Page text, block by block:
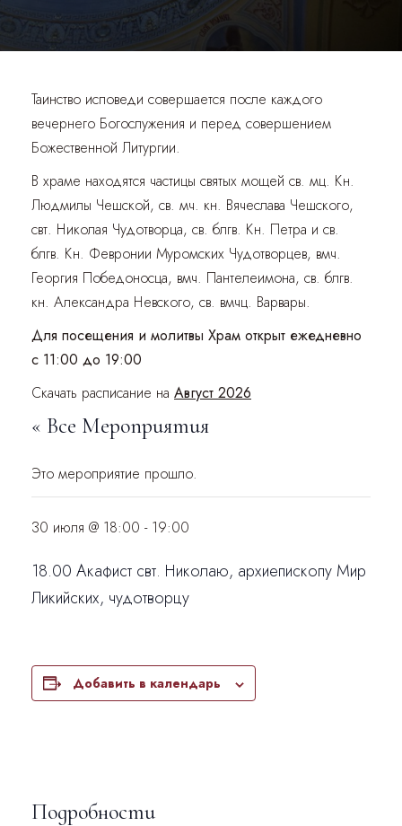
Таинство исповеди совершается после каждого
вечернего Богослужения и перед совершением
Божественной Литургии.
В храме находятся частицы святых мощей св. мц. Кн.
Людмилы Чешской, св. мч. кн. Вячеслава Чешского,
свт. Николая Чудотворца, св. блгв. Кн. Петра и св.
блгв. Кн. Февронии Муромских Чудотворцев, вмч.
Георгия Победоносца, вмч. Пантелеимона, св. блгв.
кн. Александра Невского, св. вмчц. Варвары.
Для посещения и молитвы Храм открыт ежедневно
с 11:00 до 19:00
Скачать расписание на Август 2026
« Все Мероприятия
Это мероприятие прошло.
30 июля @ 18:00 - 19:00
18.00 Акафист свт. Николаю, архиепископу Мир
Ликийских, чудотворцу
Добавить в календарь
Подробности